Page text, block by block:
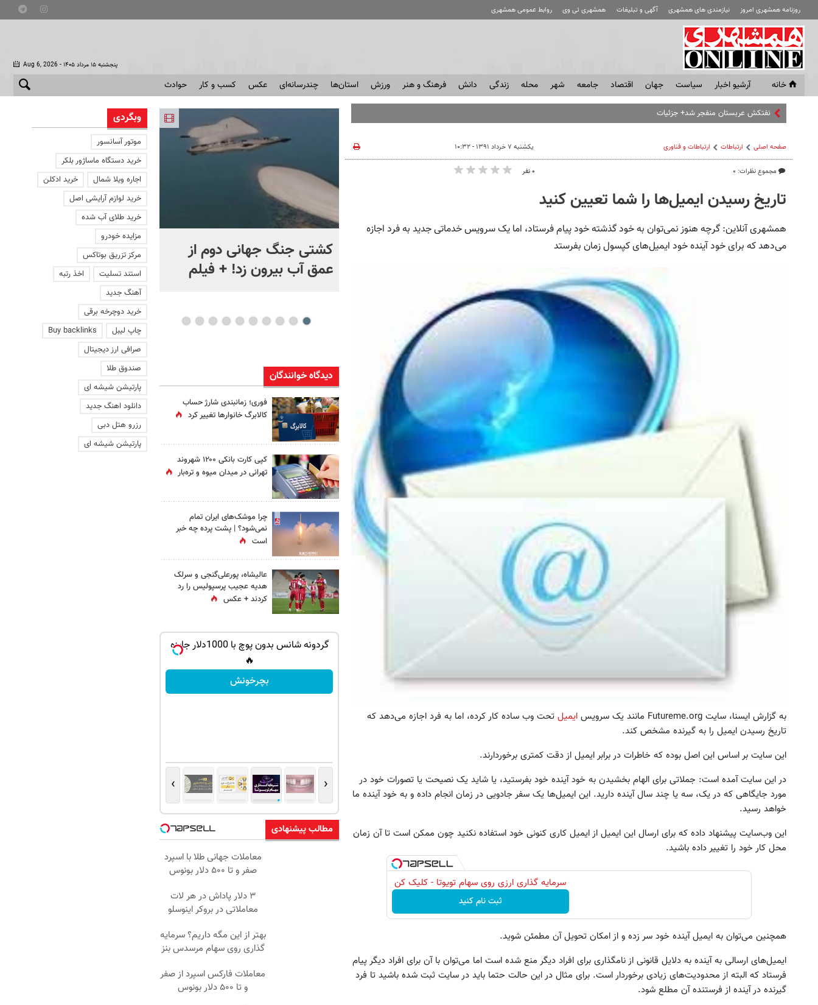
روزنامه همشهری امروز نیازمندی های همشهری آگهی و تبلیغات همشهری تی وی روابط عمومی همشهری
Aug 6, 2026 - پنجشنبه ۱۵ مرداد ۱۴۰۵
خانه آرشیو اخبار سياست جهان اقتصاد جامعه شهر محله زندگی دانش فرهنگ و هنر ورزش استان‌ها چندرسانه‌ای عکس کسب و کار حوادث
نفتکش عربستان منفجر شد+ جزئیات
صفحه اصلی ارتباطات ارتباطات و فناوری
مجموع نظرات: ۰
یکشنبه ۷ خرداد ۱۳۹۱ - ۱۰:۳۲
۰ نفر
تاریخ رسیدن ایمیل‌ها را شما تعیین کنید
همشهری آنلاین: گرچه هنوز نمی‌توان به خود گذشته خود پیام فرستاد، اما یک سرویس خدماتی جدید به فرد اجازه
می‌دهد که برای خود آینده خود ایمیل‌های کپسول زمان بفرستد
به گزارش ایسنا، سایت Futureme.org مانند یک سرویس ایمیل تحت وب ساده کار کرده، اما به فرد اجازه می‌دهد که
تاریخ رسیدن ایمیل را به گیرنده مشخص کند.
این سایت بر اساس این اصل بوده که خاطرات در برابر ایمیل از دقت کمتری برخوردارند.
در این سایت آمده است: جملاتی برای الهام بخشیدن به خود آینده خود بفرستید، یا شاید یک نصیحت یا تصورات خود در
مورد جایگاهی که در یک، سه یا چند سال آینده دارید. این ایمیل‌ها یک سفر جادویی در زمان انجام داده و به خود آینده ما
خواهد رسید.
این وب‌سایت پیشنهاد داده که برای ارسال این ایمیل از ایمیل کاری کنونی خود استفاده نکنید چون ممکن است تا آن زمان
محل کار خود را تغییر داده باشید.
سرمایه گذاری ارزی روی سهام تویوتا - کلیک کن
ثبت نام کنید
همچنین می‌توان به ایمیل آینده خود سر زده و از امکان تحویل آن مطمئن شوید.
ایمیل‌های ارسالی به آینده به دلایل قانونی از نامگذاری برای افراد دیگر منع شده است اما می‌توان با آن برای افراد دیگر پیام
فرستاد که البته از محدودیت‌های زیادی برخوردار است. برای مثال در این حالت حتما باید در سایت ثبت شده باشید تا فرد
گیرنده در آینده از فرستنده آن مطلع شود.
کشتی‌ جنگ جهانی دوم از
عمق آب بیرون زد! + فیلم
افشای اطلاعات برای ترور
بارون ترامپ | ماجرای قرار
عاشقانه با یک زن
دیدگاه خوانندگان
فوری؛ زمانبندی‌ شارژ حساب
کالابرگ خانوارها تغییر کرد
کپی کارت بانکی ۱۲۰۰ شهروند
تهرانی در میدان میوه و تره‌بار
چرا موشک‌های ایران تمام
نمی‌شود؟ | پشت پرده چه خبر
است
عالیشاه، پورعلی‌گنجی و سرلک
هدیه عجیب پرسپولیس را رد
کردند + عکس
رزرورایگان نوبت
سرمایه گذاری ارزی روی سهام تویوتا - کلیک
ثبت نام کنید
بچرخونش
گردونه شانس بدون پوچ با 1000دلار جایزه
🔥
بچرخونش
‹
›
مطالب پیشنهادی
معاملات جهانی طلا با اسپرد
صفر و تا ۵۰۰ دلار بونوس
۳ دلار پاداش در هر لات
معاملاتی در بروکر اینوسلو
بهتر از این مگه داریم؟ سرمایه
گذاری روی سهام مرسدس بنز
معاملات فارکس اسپرد از صفر
و تا ۵۰۰ دلار بونوس
وبگردی
موتور آسانسور
خرید دستگاه ماساژور بلکر
اجاره ویلا شمال
خرید ادکلن
خرید لوازم آرایشی اصل
خرید طلای آب شده
مزایده خودرو
مرکز تزریق بوتاکس
استند تسلیت
اخذ رتبه
آهنگ جدید
خرید دوچرخه برقی
چاپ لیبل
Buy backlinks
صرافی ارز دیجیتال
صندوق طلا
پارتیشن شیشه ای
دانلود اهنگ جدید
رزرو هتل دبی
پارتیشن شیشه ای